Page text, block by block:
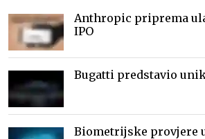
Anthropic priprema
IPO
Bugatti predstavio
Biometrijske provjere